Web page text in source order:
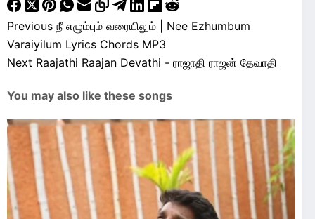
Previous நீ எழும்பும் வரையிலும் | Nee Ezhumbum
Varaiyilum Lyrics Chords MP3
Next Raajathi Raajan Devathi - ராஜாதி ராஜன் தேவாதி
You may also like these songs